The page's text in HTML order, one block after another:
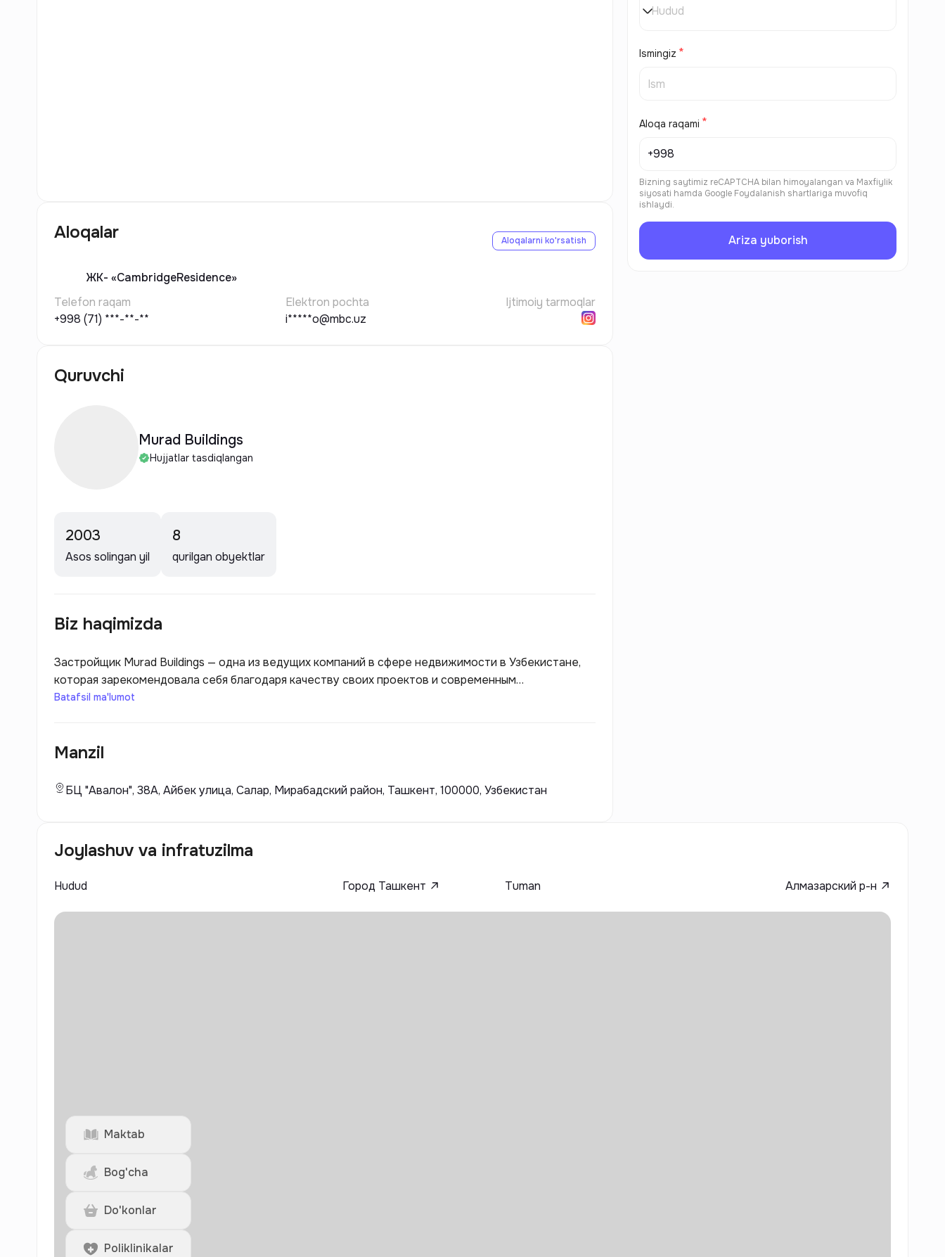
Aloqalar Aloqalarni ko'rsatish
ЖК- «CambridgeResidence»
Telefon raqam
+998 (71) ***-**-**
Elektron pochta
i*****o@mbc.uz
Ijtimoiy tarmoqlar
Quruvchi
Murad Buildings
Hujjatlar tasdiqlangan
2003
Asos solingan yil
8
qurilgan obyektlar
Biz haqimizda
Застройщик Murad Buildings — одна из ведущих компаний в сфере недвижимости в Узбекистане,
которая зарекомендовала себя благодаря качеству своих проектов и современным
архитектурным решениям. С момента своего основания Murad Buildings активно участвует в
Batafsil ma'lumot
Manzil
БЦ "Авалон", 38А, Айбек улица, Салар, Мирабадский район, Ташкент, 100000, Узбекистан
Hudud
Ismingiz
Aloqa raqami
Bizning saytimiz reCAPTCHA bilan himoyalangan va Maxfiylik
siyosati hamda Google Foydalanish shartlariga muvofiq
ishlaydi.
Ariza yuborish
Joylashuv va infratuzilma
Hudud Город Ташкент Tuman Алмазарский р-н
Maktab
Bog'cha
Do'konlar
Poliklinikalar